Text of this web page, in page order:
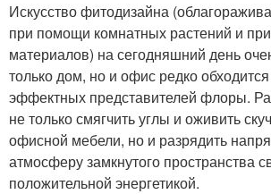
Искусство фитодизайна
при помощи комнатных растений и
материалов) на сегодняшний день
только дом, но и офис редко
эффектных представителей флоры.
не только смягчить углы и оживить
офисной мебели, но и разрядить
атмосферу замкнутого пространства
положительной энергетикой.